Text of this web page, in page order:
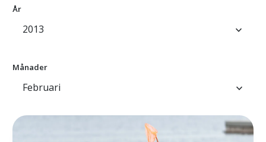
År
2013 keyboard_arrow_down
Månader
Februari keyboard_arrow_down